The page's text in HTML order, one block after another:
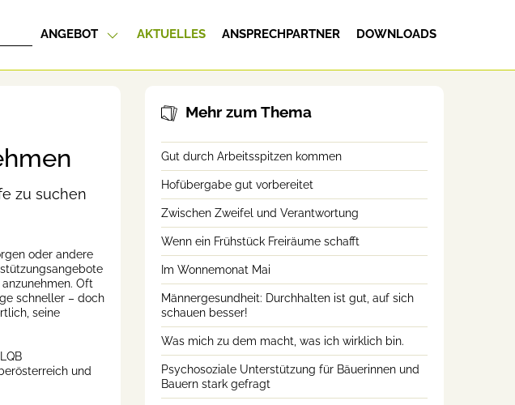
ANGEBOT AKTUELLES ANSPRECHPARTNER DOWNLOADS
zu suchen
oder andere
Oft
schneller – doch
seine
und
Mehr zum Thema
Gut durch Arbeitsspitzen kommen
Hofübergabe gut vorbereitet
Zwischen Zweifel und Verantwortung
Wenn ein Frühstück Freiräume schafft
Im Wonnemonat Mai
Männergesundheit: Durchhalten ist gut, auf sich
schauen besser!
Was mich zu dem macht, was ich wirklich bin.
Psychosoziale Unterstützung für Bäuerinnen und
Bauern stark gefragt